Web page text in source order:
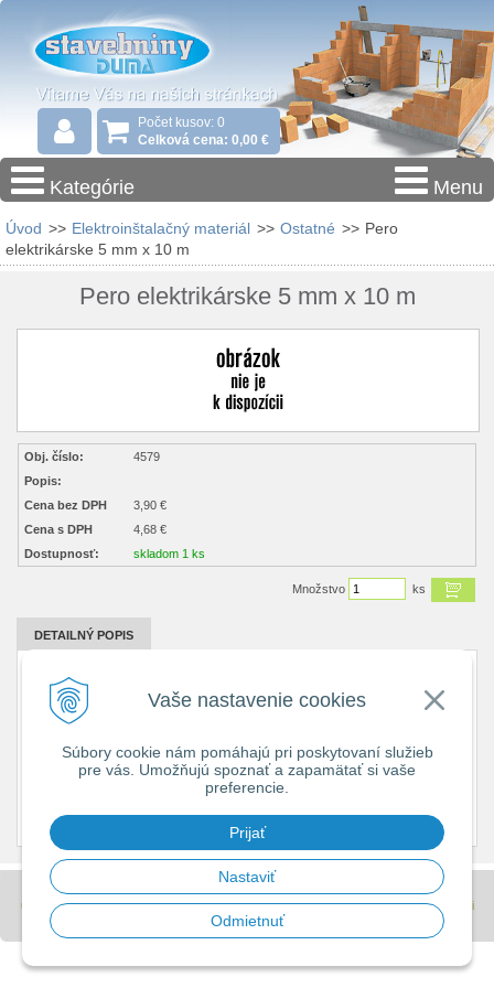
Vaše nastavenie cookies
Súbory cookie nám pomáhajú pri poskytovaní služieb
pre vás. Umožňujú spoznať a zapamätať si vaše
preferencie.
Prijať
Nastaviť
Odmietnuť
Počet kusov: 0
Celková cena: 0,00 €
Kategórie Menu
Úvod >> Elektroinštalačný materiál >> Ostatné >> Pero
elektrikárske 5 mm x 10 m
Pero elektrikárske 5 mm x 10 m
Obj. číslo:
4579
Popis:
Cena bez DPH
3,90 €
Cena s DPH
4,68 €
Dostupnosť:
skladom 1 ks
Množstvo ks
DETAILNÝ POPIS
Napätie/prúd: 230 V~/16 A max.
Max. záťaž: 3 680 W
Minimálna doba zopnutia: 15 minút
Spína: fázový vodi
Počet spínaní za deň: 96
Krytie: IP44
© 2026 Stavebniny - DUMA •tvorba eshopu cez UNIobchod,webhostingspoločnosti
WEBYGROUP